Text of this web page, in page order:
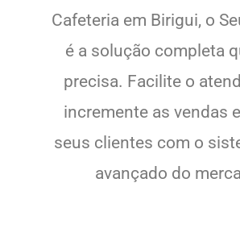
Cafeteria em Birigui, o
é a solução completa
precisa. Facilite o
incremente as vendas
seus clientes com o
avançado do